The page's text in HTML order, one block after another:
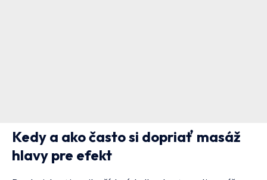
Kedy a ako často si dopriať masáž
hlavy pre efekt